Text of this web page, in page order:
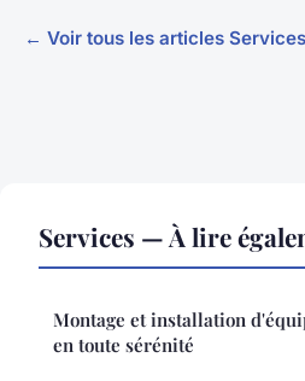
← Voir tous les articles Services
Services — À lire
Montage et installation
en toute sérénité